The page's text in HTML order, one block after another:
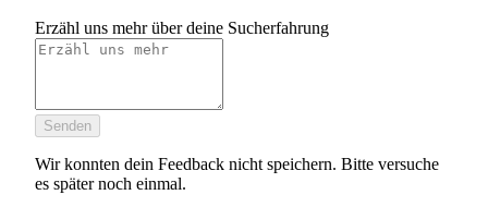
Erzähl uns mehr über deine Sucherfahrung
Senden
Wir konnten dein Feedback nicht speichern. Bitte versuche
es später noch einmal.